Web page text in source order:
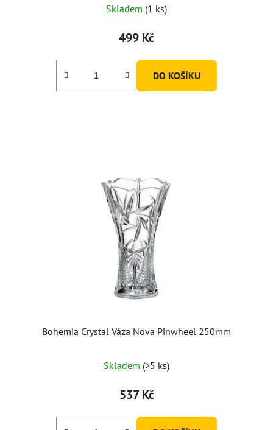
Skladem (1 ks)
499 Kč
DO KOŠÍKU
Bohemia Crystal Váza Nova Pinwheel 250mm
hodnocení
produktu
5,0
Skladem (>5 ks)
537 Kč